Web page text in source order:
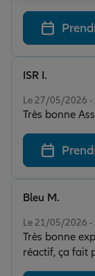
implication je
Le 27/05/2026 -
Très bonne
ISR I.
Le 21/05/2026 -
Très bonne
réactif, ça fait
l’écoute 👍
Bleu M.